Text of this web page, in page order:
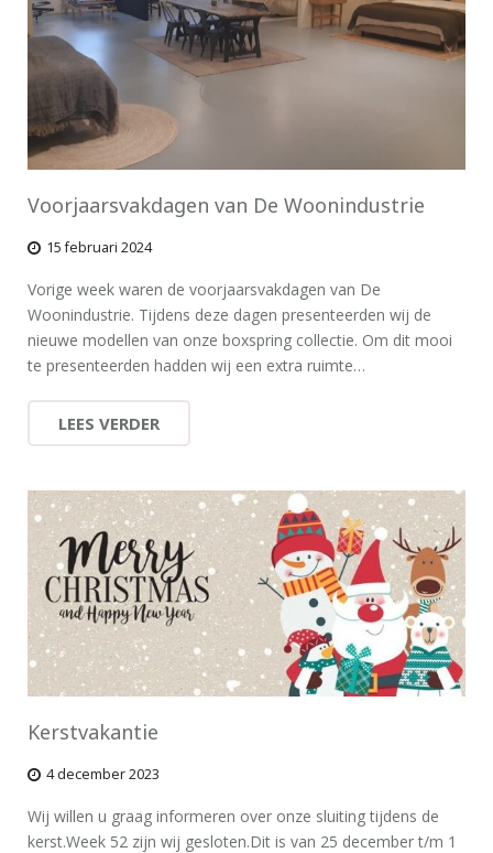
Voorjaarsvakdagen van De Woonindustrie
15 februari 2024
Vorige week waren de voorjaarsvakdagen van De
Woonindustrie. Tijdens deze dagen presenteerden wij de
nieuwe modellen van onze boxspring collectie. Om dit mooi
te presenteerden hadden wij een extra ruimte…
LEES VERDER
Kerstvakantie
4 december 2023
Wij willen u graag informeren over onze sluiting tijdens de
kerst.Week 52 zijn wij gesloten.Dit is van 25 december t/m 1